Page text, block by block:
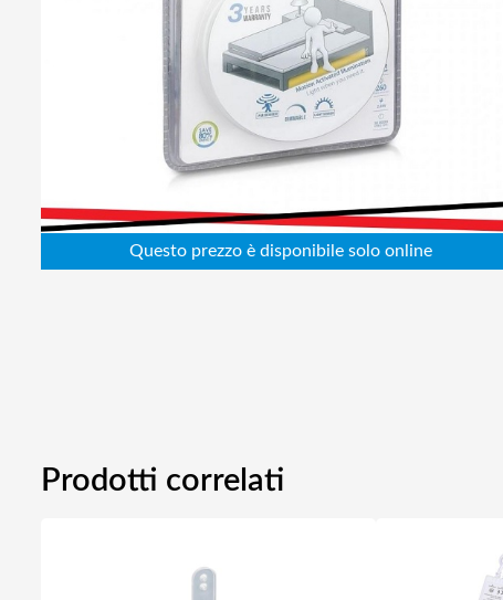
Abbigliamento da lavoro
Alimentatori
Elettronica
Edilizia
Prodotti correlati